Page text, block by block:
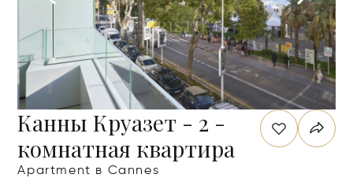
Канны Круазет - 2 -
комнатная квартира
Apartment в Cannes